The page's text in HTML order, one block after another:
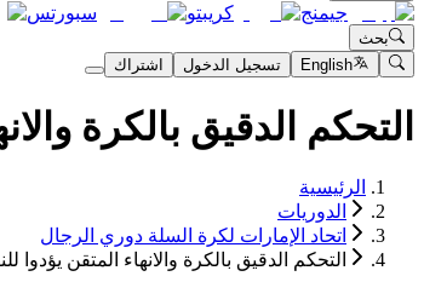
جيمنج كريبتو سبورتس
بحث
English
تسجيل الدخول اشتراك
التحكم الدقيق بالكرة
الرئيسية
الدوريات
اتحاد الإمارات لكرة السلة دوري الرجال
التحكم الدقيق بالكرة والانهاء المتقن يؤدوا